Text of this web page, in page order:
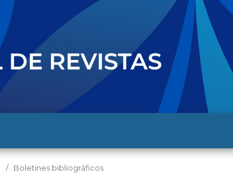
/ Boletines bibliográficos